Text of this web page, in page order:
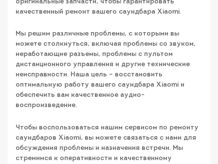
оригинальные запчасти, чтобы гарантировать
качественный ремонт вашего саундбара Xiaomi.
Мы решим различные проблемы, с которыми вы
можете столкнуться, включая проблемы со звуком,
неработающие разъемы, проблемы с пультом
дистанционного управления и другие технические
неисправности. Наша цель – восстановить
оптимальную работу вашего саундбара Xiaomi и
обеспечить вам качественное аудио-
воспроизведение.
Чтобы воспользоваться нашим сервисом по ремонту
саундбаров Xiaomi, вы можете связаться с нами для
обсуждения проблемы и назначения встречи. Мы
стремимся к оперативности и качественному